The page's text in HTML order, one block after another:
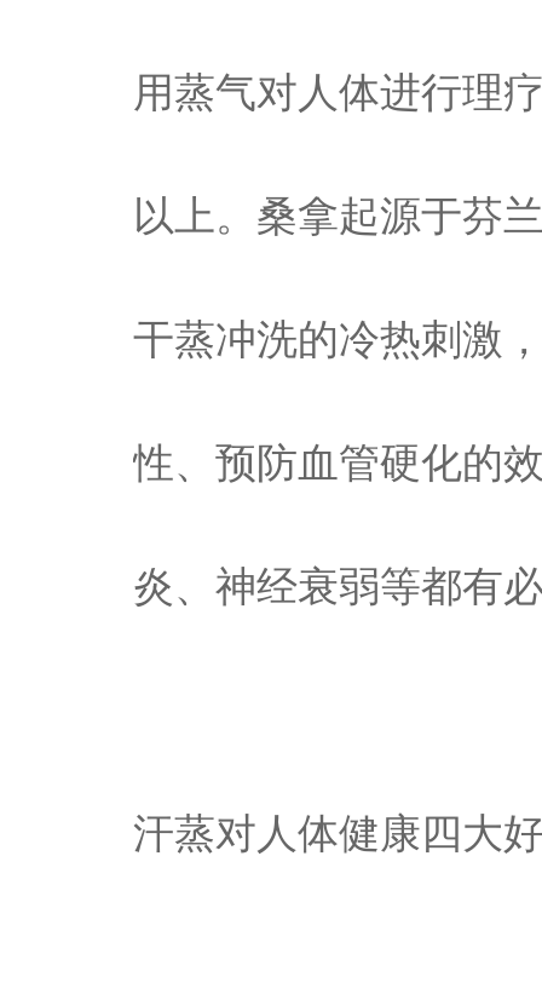
用蒸气对人体进行理
以上。桑拿起源于芬
干蒸冲洗的冷热刺激
性、预防血管硬化的
炎、神经衰弱等都有
汗蒸对人体健康四大